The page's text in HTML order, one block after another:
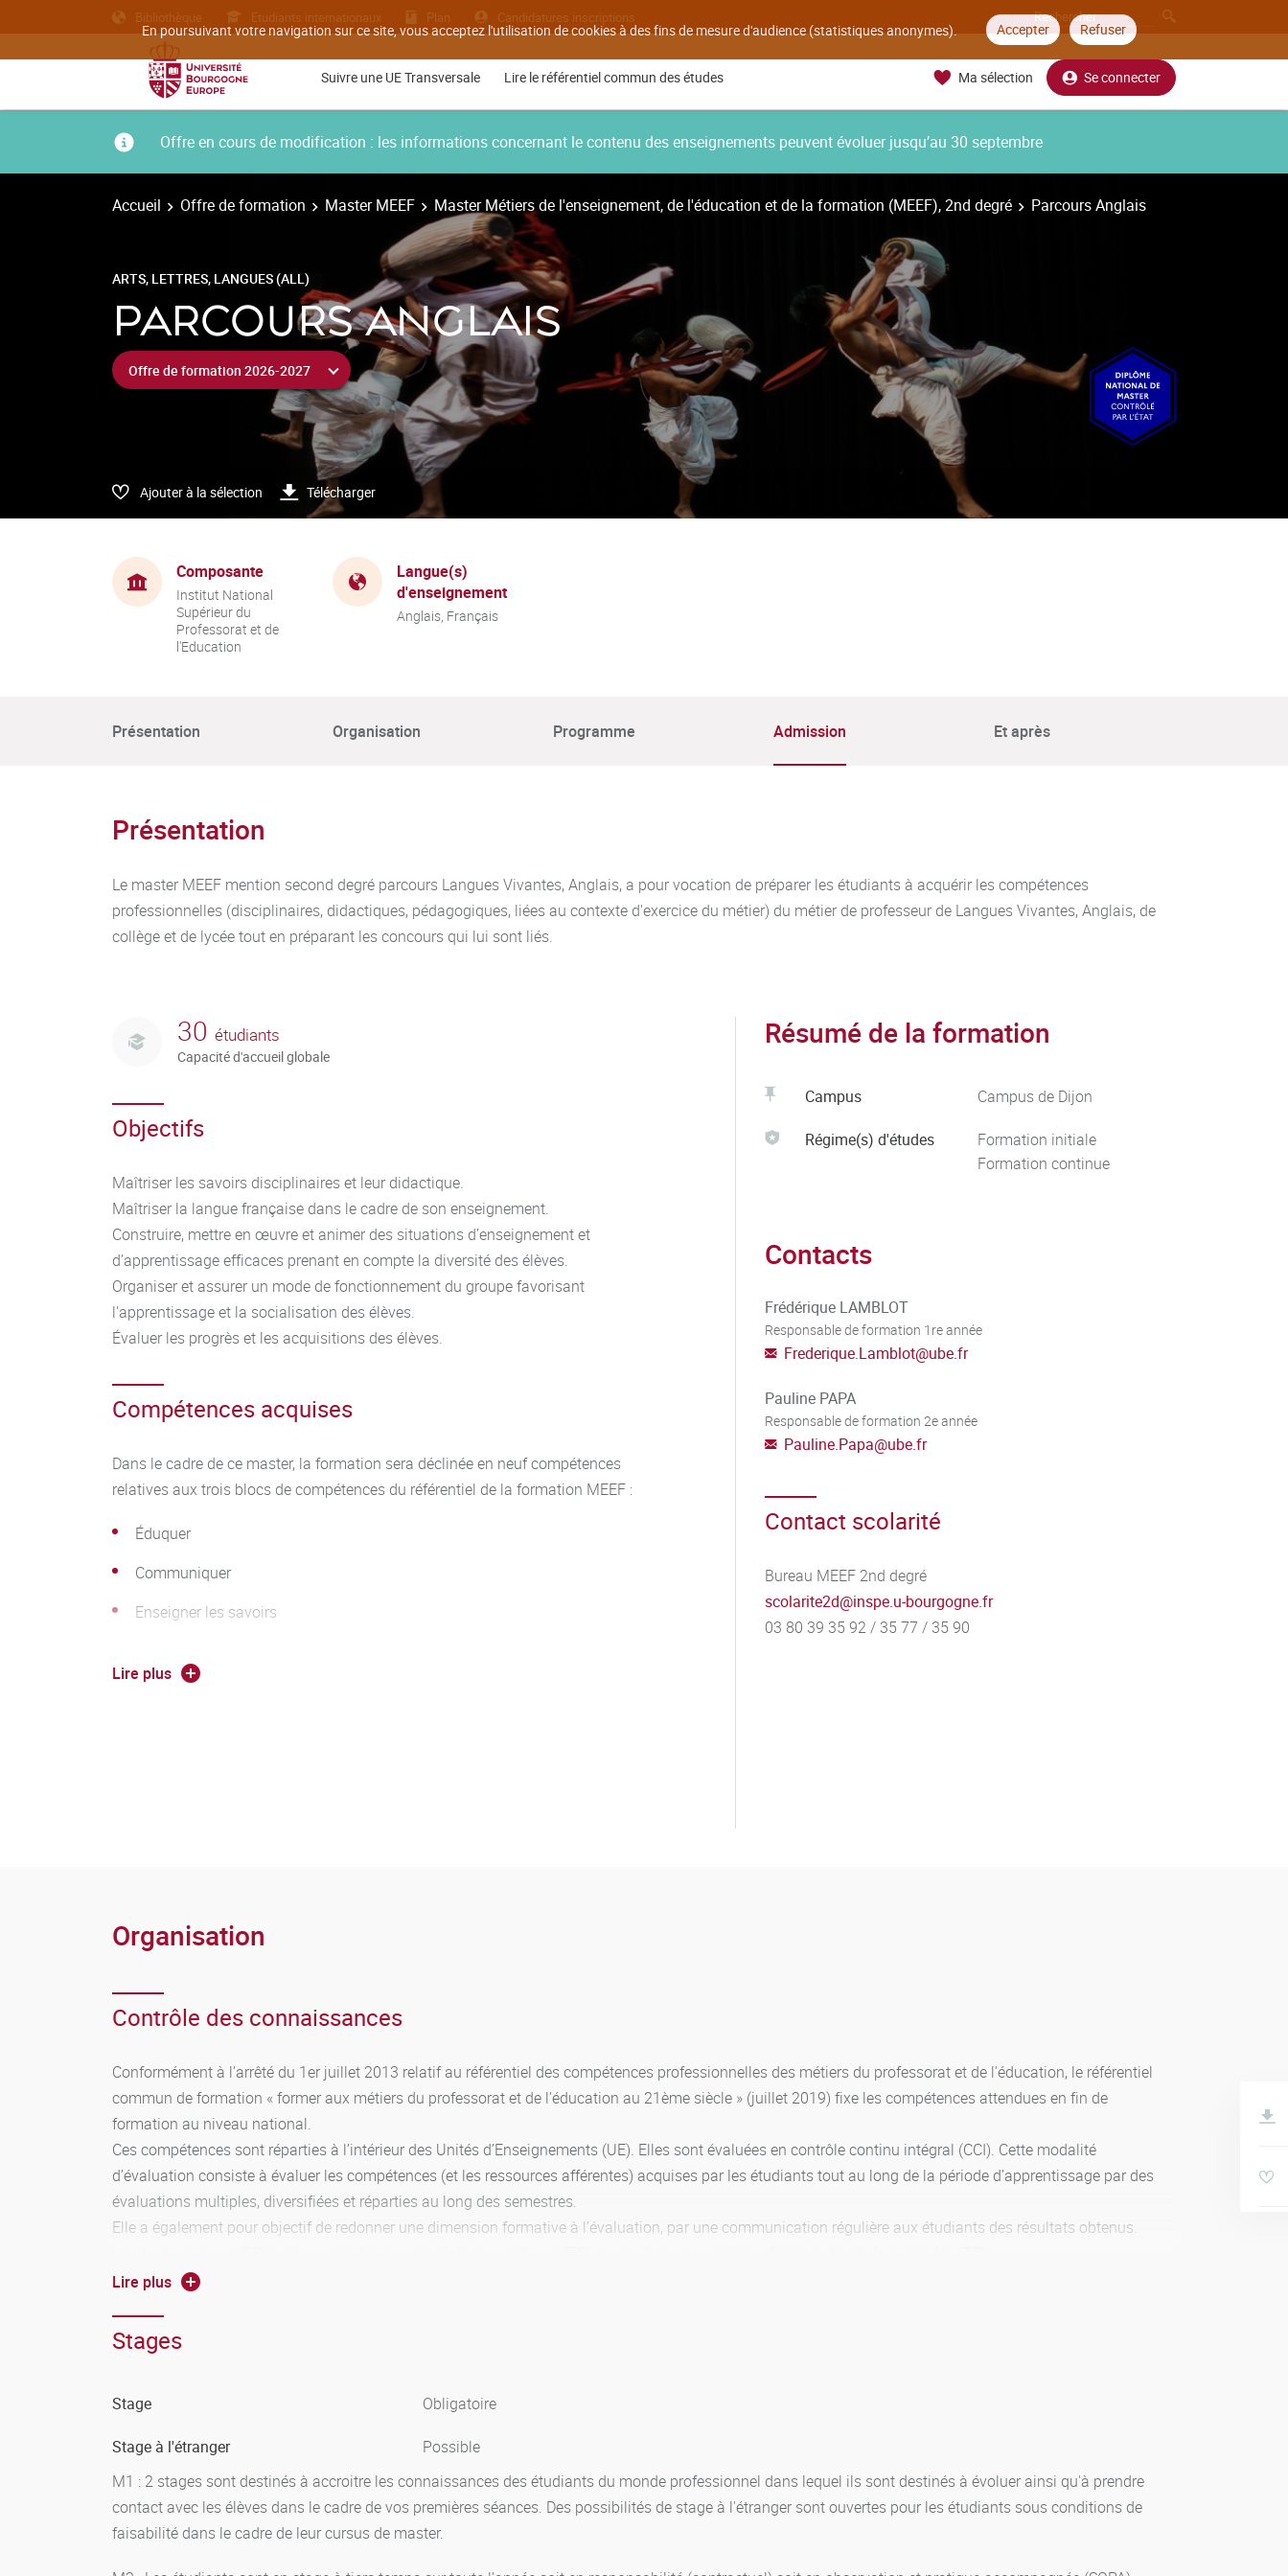
En poursuivant votre navigation sur ce site, vous acceptez l'utilisation de cookies à des fins de mesure d'audience (statistiques anonymes). Accepter Refuser
Bibliothèque Etudiants internationaux Plan Candidatures inscriptions
Suivre une UE Transversale Lire le référentiel commun des études Ma sélection Se connecter
Offre en cours de modification : les informations concernant le contenu des enseignements peuvent évoluer jusqu’au 30 septembre
Accueil Offre de formation Master MEEF Master Métiers de l'enseignement, de l'éducation et de la formation (MEEF), 2nd degré Parcours Anglais
ARTS, LETTRES, LANGUES (ALL)
PARCOURS ANGLAIS
Ajouter à la sélection Télécharger
Composante
Institut National
Supérieur du
Professorat et de
l'Education
Langue(s)
d'enseignement
Anglais, Français
Présentation Organisation Programme Admission Et après
Présentation
Le master MEEF mention second degré parcours Langues Vivantes, Anglais, a pour vocation de préparer les étudiants à acquérir les compétences
professionnelles (disciplinaires, didactiques, pédagogiques, liées au contexte d'exercice du métier) du métier de professeur de Langues Vivantes, Anglais, de
collège et de lycée tout en préparant les concours qui lui sont liés.
30 étudiants
Capacité d'accueil globale
Objectifs
Maîtriser les savoirs disciplinaires et leur didactique.
Maîtriser la langue française dans le cadre de son enseignement.
Construire, mettre en œuvre et animer des situations d’enseignement et
d’apprentissage efficaces prenant en compte la diversité des élèves.
Organiser et assurer un mode de fonctionnement du groupe favorisant
l'apprentissage et la socialisation des élèves.
Évaluer les progrès et les acquisitions des élèves.
Compétences acquises
Dans le cadre de ce master, la formation sera déclinée en neuf compétences
relatives aux trois blocs de compétences du référentiel de la formation MEEF :
Éduquer
Communiquer
Enseigner les savoirs
Lire plus
Résumé de la formation
Campus Campus de Dijon
Régime(s) d'études
Formation initiale
Formation continue
Contacts
Frédérique LAMBLOT
Responsable de formation 1re année
Frederique.Lamblot@ube.fr
Pauline PAPA
Responsable de formation 2e année
Pauline.Papa@ube.fr
Contact scolarité
Bureau MEEF 2nd degré
scolarite2d@inspe.u-bourgogne.fr
03 80 39 35 92 / 35 77 / 35 90
Organisation
Contrôle des connaissances
Conformément à l’arrêté du 1er juillet 2013 relatif au référentiel des compétences professionnelles des métiers du professorat et de l'éducation, le référentiel
commun de formation « former aux métiers du professorat et de l’éducation au 21ème siècle » (juillet 2019) fixe les compétences attendues en fin de
formation au niveau national.
Ces compétences sont réparties à l’intérieur des Unités d’Enseignements (UE). Elles sont évaluées en contrôle continu intégral (CCI). Cette modalité
d’évaluation consiste à évaluer les compétences (et les ressources afférentes) acquises par les étudiants tout au long de la période d’apprentissage par des
évaluations multiples, diversifiées et réparties au long des semestres.
Elle a également pour objectif de redonner une dimension formative à l’évaluation, par une communication régulière aux étudiants des résultats obtenus.
Lire plus
Stages
Stage Obligatoire
Stage à l'étranger
Possible
M1 : 2 stages sont destinés à accroitre les connaissances des étudiants du monde professionnel dans lequel ils sont destinés à évoluer ainsi qu'à prendre
contact avec les élèves dans le cadre de vos premières séances. Des possibilités de stage à l'étranger sont ouvertes pour les étudiants sous conditions de
faisabilité dans le cadre de leur cursus de master.